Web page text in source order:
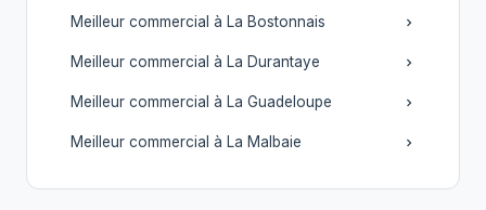
Meilleur commercial à La Bostonnais
Meilleur commercial à La Durantaye
Meilleur commercial à La Guadeloupe
Meilleur commercial à La Malbaie